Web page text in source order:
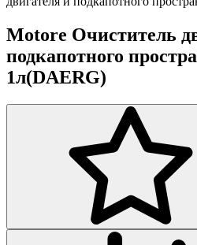
Motore Очиститель
подкапотного
1л(DAERG)